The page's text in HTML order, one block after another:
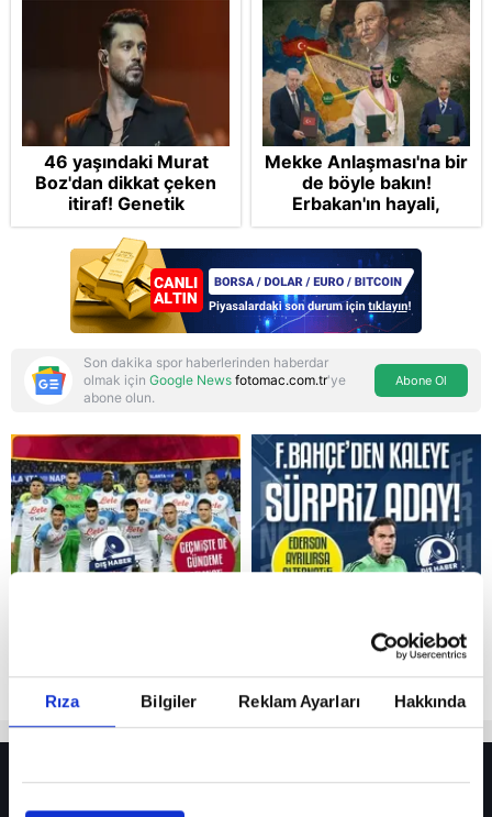
Rıza Bilgiler Reklam Ayarları Hakkında
Reddet
46 yaşındaki Murat
Boz'dan dikkat çeken
itiraf! Genetik
korkusunu açıkladı
Mekke Anlaşması'na bir
de böyle bakın!
Erbakan'ın hayali,
Cumhur'un vizyonu:
İslam NATO'suna
Başkan Erdoğan mührü
Son dakika spor haberlerinden haberdar
olmak için Google News fotomac.com.tr'ye
abone olun.
Abone Ol